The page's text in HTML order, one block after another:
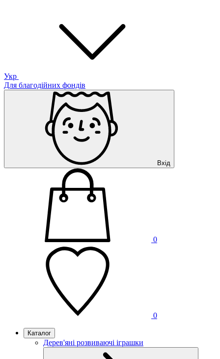
Укр
Для благодійних фондів
Вхід
0
0
Каталог
Дерев'яні розвиваючі іграшки